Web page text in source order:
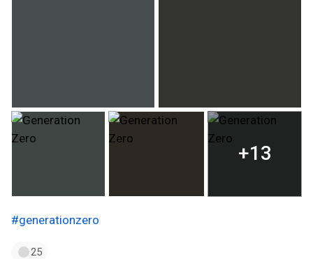
+13
#generationzero
25